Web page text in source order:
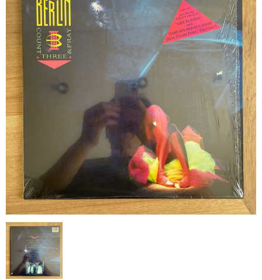
買取について
取り置きなどについて
Categories
New Arrivals
新譜
GG RECORD （当店のレーベル）
全商品
JAZZ-US
BLUE NOTE
JAZZ-EU
JAZZ-JP